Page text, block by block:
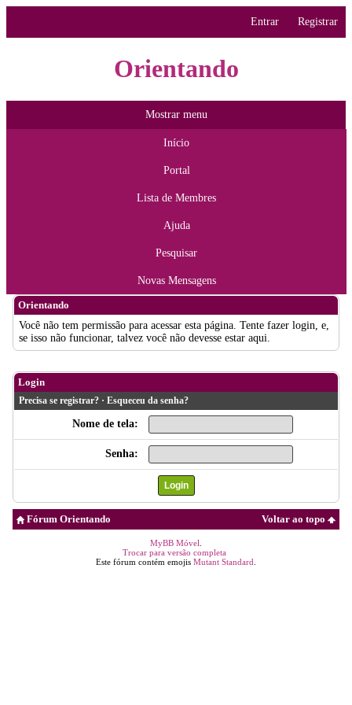
Entrar Registrar
Orientando
Mostrar menu
Início
Portal
Lista de Membres
Ajuda
Pesquisar
Novas Mensagens
Orientando
Você não tem permissão para acessar esta página. Tente fazer login, e,
se isso não funcionar, talvez você não devesse estar aqui.
Login
Precisa se registrar? · Esqueceu da senha?
Nome de tela:
Senha:
Voltar ao topo
Fórum Orientando
MyBB Móvel
Trocar para versão completa
Este fórum contém emojis Mutant Standard